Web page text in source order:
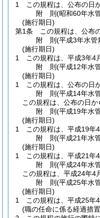
1
この規程は、公布の日
附 則(昭和60年水
(施行期日)
第1条
この規程は、公布
附 則(平成3年水管
(施行期日)
1
この規程は、平成3年4
附 則(平成12年水
(施行期日)
1
この規程は、公布の日
附 則(平成14年水
この規程は、公布の日か
附 則(平成19年水
(施行期日)
1
この規程は、平成19年
附 則(平成21年水
(施行期日)
1
この規程は、平成21年
附 則(平成24年水
この規程は、平成24年4
附 則(平成25年水
(施行期日)
1
この規程は、平成25年
(職の任命に係る経過措